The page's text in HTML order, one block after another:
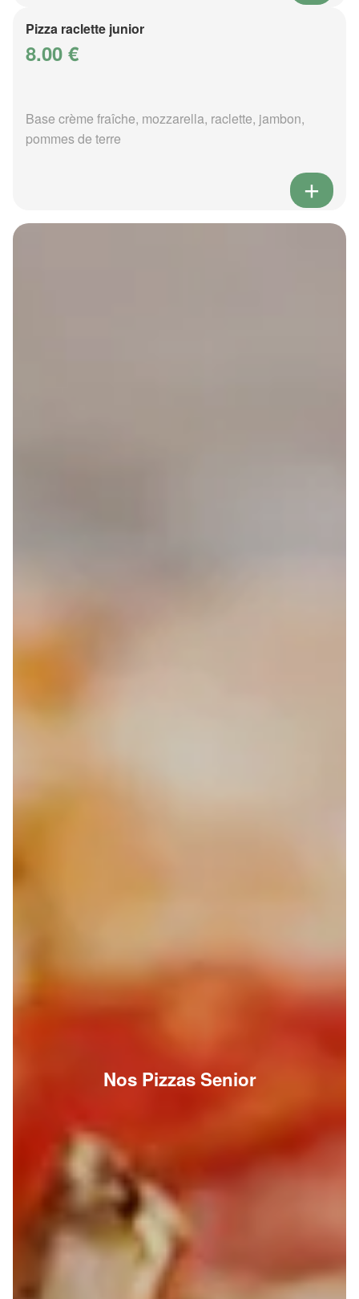
Pizza raclette junior
8.00 €
Base crème fraîche, mozzarella, raclette, jambon,
pommes de terre
Nos Pizzas Senior